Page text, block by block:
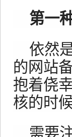
第一
依然
的网站
抱着侥
核的时
需要